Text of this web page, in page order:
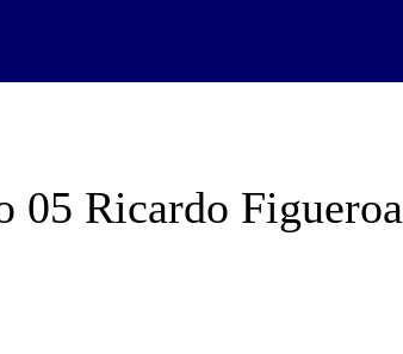
05 Ricardo Figueroa